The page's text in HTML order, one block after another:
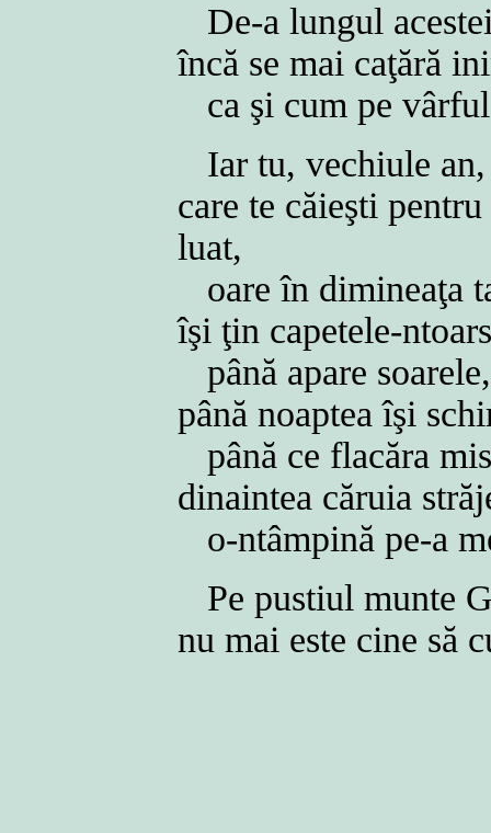
De-a lungul
încă se mai caţără
ca şi cum pe
Iar tu, vechiule
care te căieşti
luat,
oare în dimineaţa
îşi ţin capetele-
până apare
până noaptea îşi
până ce flacăra
dinaintea căruia
o-ntâmpină pe-a
Pe pustiul munte
nu mai este cine să